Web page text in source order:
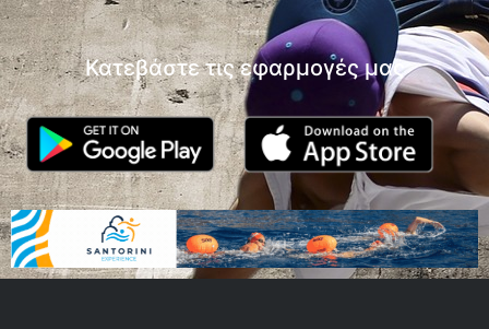
Κατεβάστε τις εφαρμογές μας